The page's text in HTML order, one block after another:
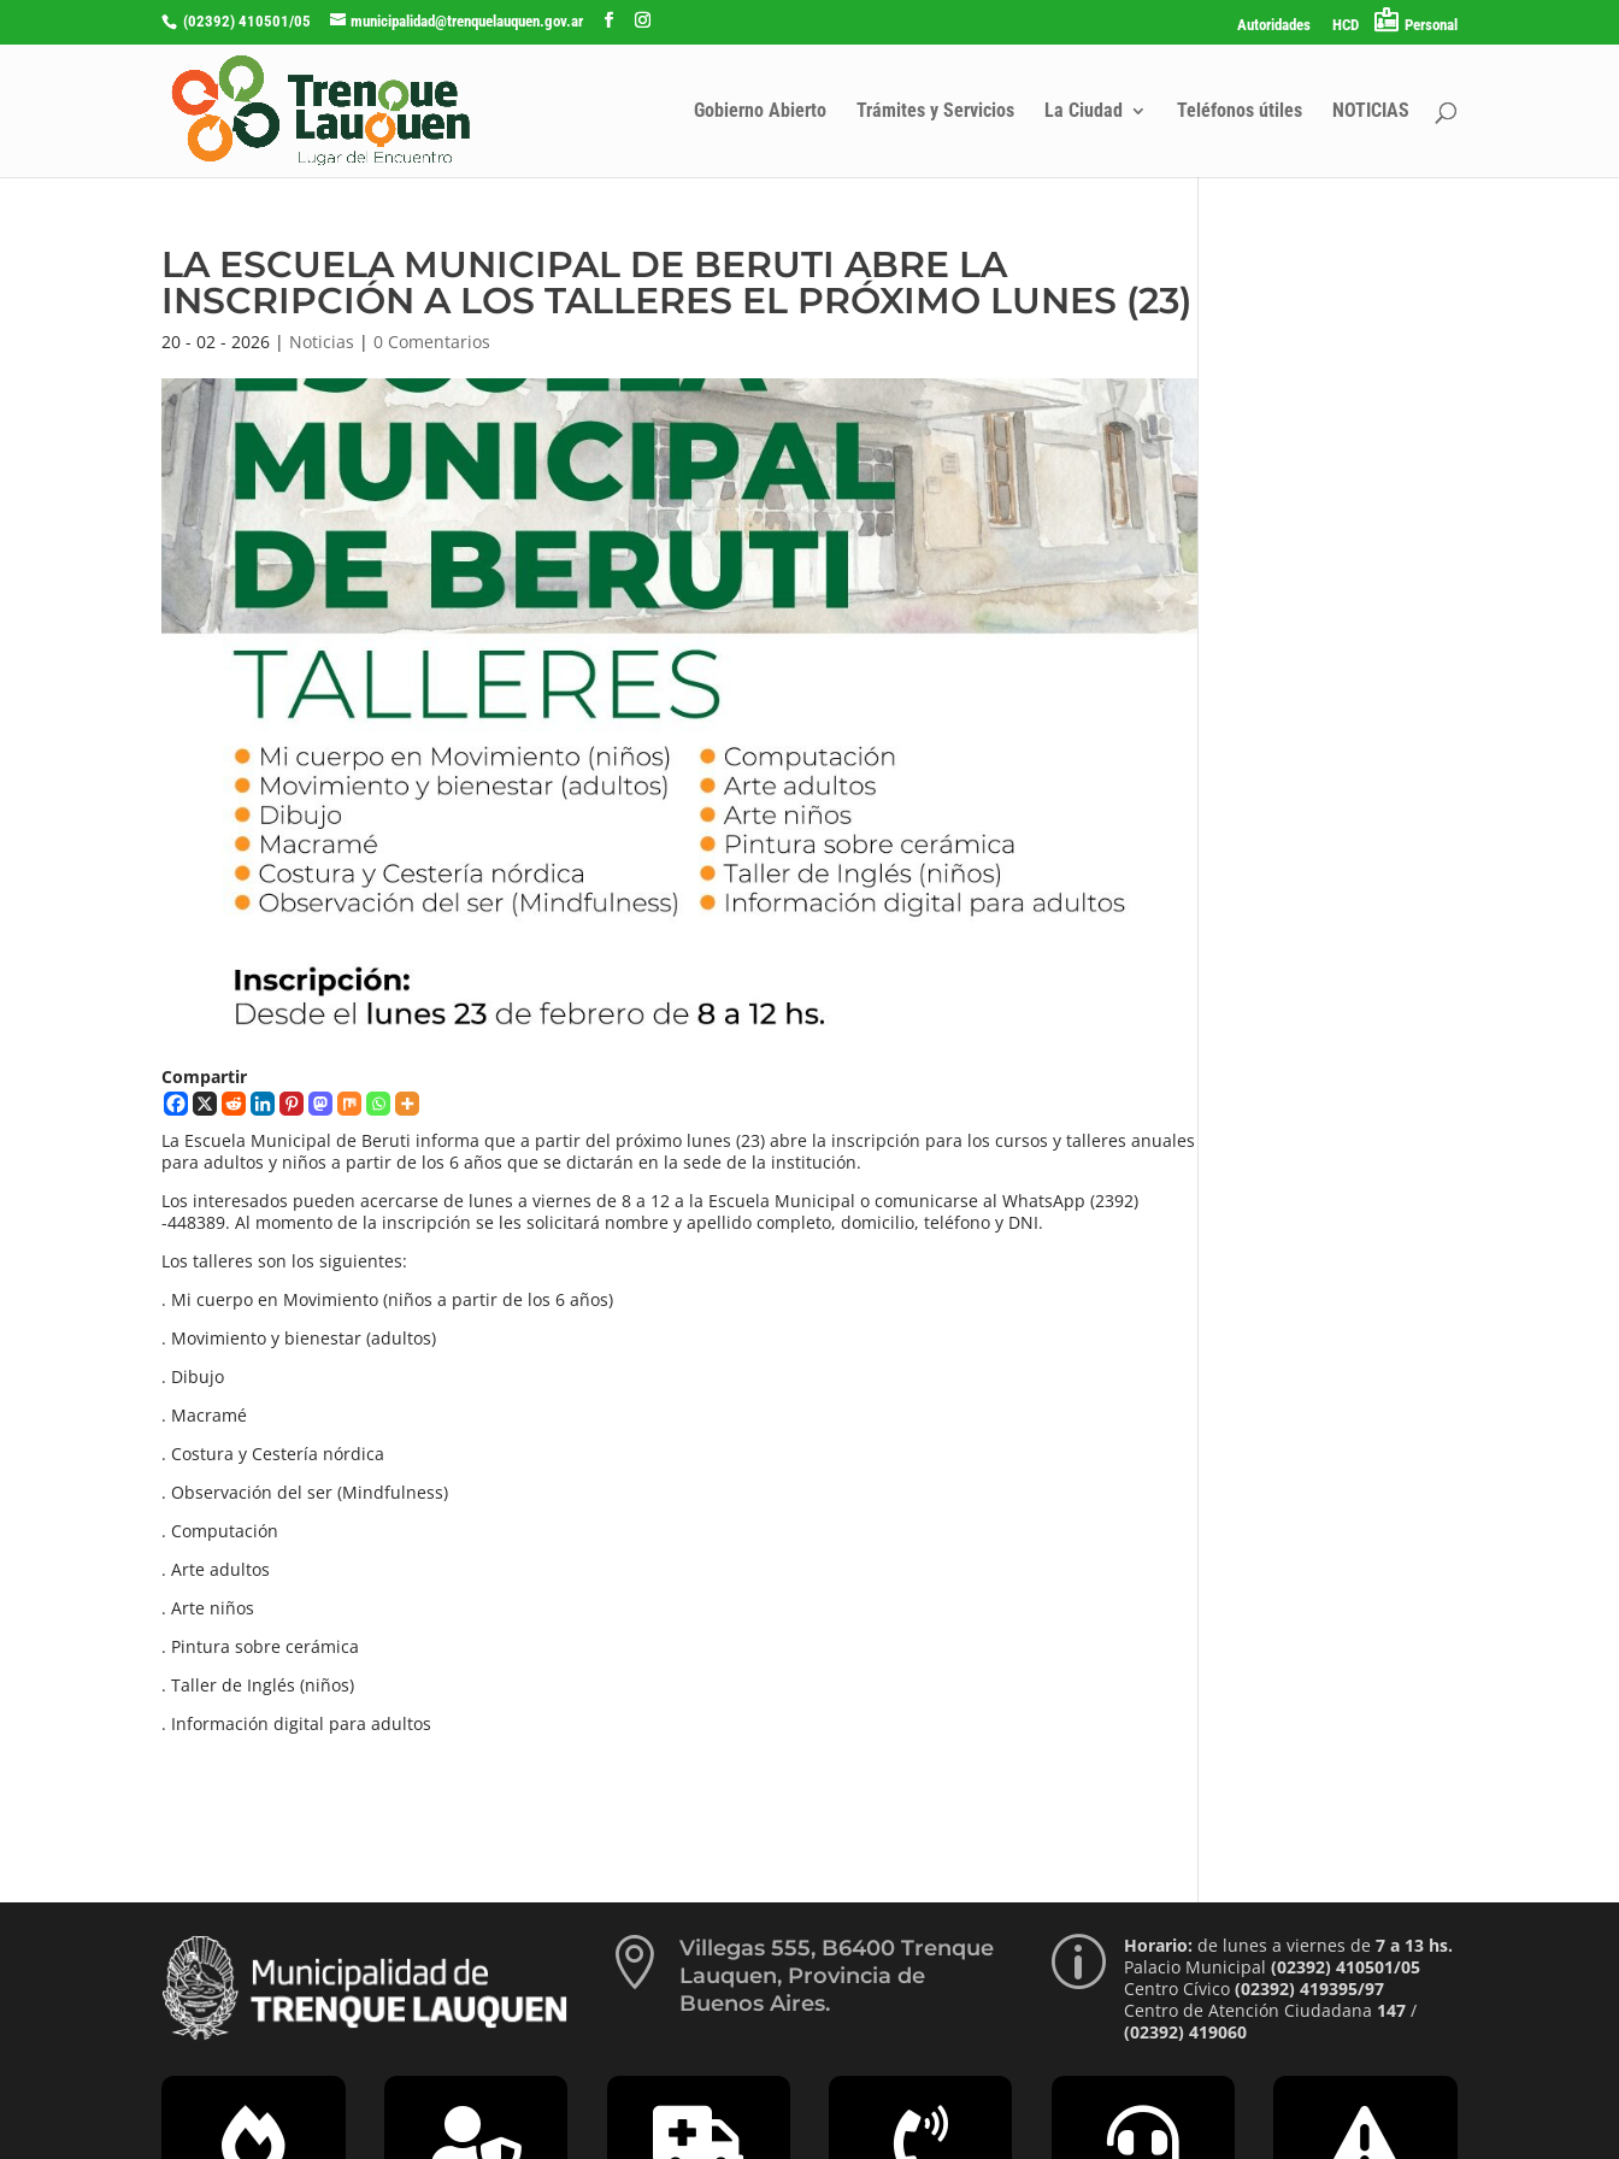
(02392) 410501/05 municipalidad@trenquelauquen.gov.ar Autoridades HCD Personal
Gobierno Abierto Trámites y Servicios La Ciudad Teléfonos útiles NOTICIAS
LA ESCUELA MUNICIPAL DE BERUTI ABRE LA
INSCRIPCIÓN A LOS TALLERES EL PRÓXIMO LUNES (23)
20 - 02 - 2026 | Noticias |0 Comentarios
Compartir
La Escuela Municipal de Beruti informa que a partir del próximo lunes (23) abre la inscripción para los cursos y talleres anuales
para adultos y niños a partir de los 6 años que se dictarán en la sede de la institución.
Los interesados pueden acercarse de lunes a viernes de 8 a 12 a la Escuela Municipal o comunicarse al WhatsApp (2392)
-448389. Al momento de la inscripción se les solicitará nombre y apellido completo, domicilio, teléfono y DNI.
Los talleres son los siguientes:
. Mi cuerpo en Movimiento (niños a partir de los 6 años)
. Movimiento y bienestar (adultos)
. Dibujo
. Macramé
. Costura y Cestería nórdica
. Observación del ser (Mindfulness)
. Computación
. Arte adultos
. Arte niños
. Pintura sobre cerámica
. Taller de Inglés (niños)
. Información digital para adultos

Villegas 555, B6400 Trenque
Lauquen, Provincia de
Buenos Aires.
p Horario: de lunes a viernes de 7 a 13 hs.
Palacio Municipal (02392) 410501/05
Centro Cívico (02392) 419395/97
Centro de Atención Ciudadana 147/
(02392) 419060
     